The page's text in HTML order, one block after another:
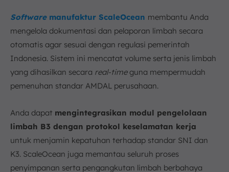
Softwaremanufaktur ScaleOcean membantu Anda
mengelola dokumentasi dan pelaporan limbah secara
otomatis agar sesuai dengan regulasi pemerintah
Indonesia. Sistem ini mencatat volume serta jenis limbah
yang dihasilkan secara real-timeguna mempermudah
pemenuhan standar AMDAL perusahaan.
Anda dapat mengintegrasikan modul pengelolaan
limbah B3 dengan protokol keselamatan kerja
untuk menjamin kepatuhan terhadap standar SNI dan
K3. ScaleOcean juga memantau seluruh proses
penyimpanan serta pengangkutan limbah berbahaya